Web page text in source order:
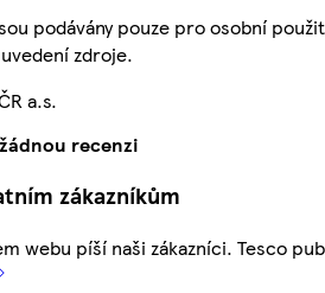
podávány pouze pro osobní
zdroje.
a.s.
recenzi
zákazníkům
webu píší naši zákazníci. Tesco